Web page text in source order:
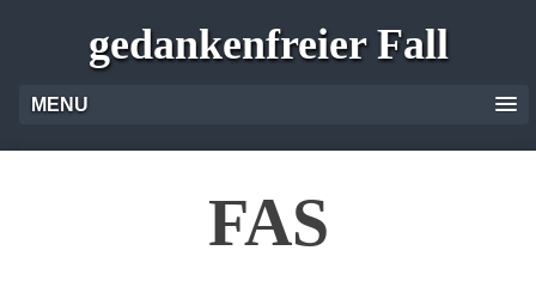
gedankenfreier Fall
MENU
FAS